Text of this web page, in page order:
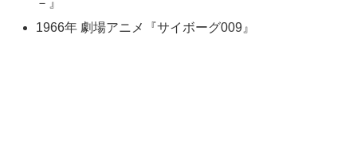
1966年 劇場アニメ『サイボーグ009』